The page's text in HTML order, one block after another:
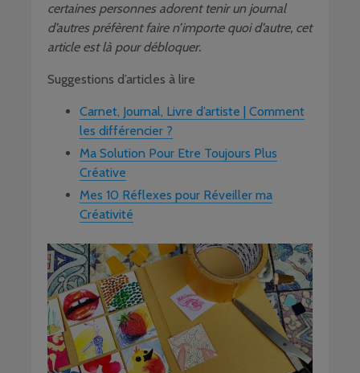
certaines personnes adorent tenir un journal
d’autres préfèrent faire n’importe quoi d’autre, cet
article est là pour débloquer.
Suggestions d’articles à lire
Carnet, Journal, Livre d’artiste | Comment
les différencier ?
Ma Solution Pour Etre Toujours Plus
Créative
Mes 10 Réflexes pour Réveiller ma
Créativité